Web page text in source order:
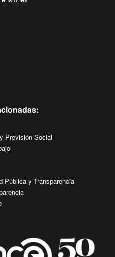
Previsión Social
Pública y Transparencia